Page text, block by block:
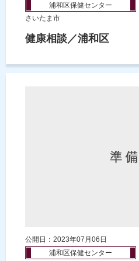
浦和区保健センター
さいたま市
健康相談／浦和区
公開日：2023年07月06日
浦和区保健センター